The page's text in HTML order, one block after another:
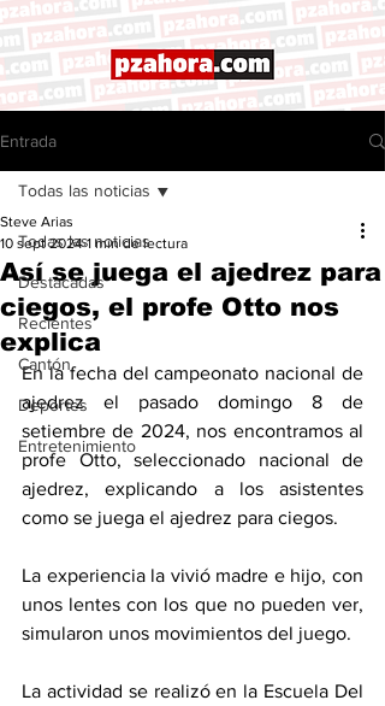
Entrada
Todas las noticias
Destacadas
Recientes
Cantón
Deportes
Entretenimiento
Todas las noticias
Así se juega el ajedrez para
ciegos, el profe Otto nos
explica
Steve Arias
10 sept 2024 1 min de lectura
En la fecha del campeonato nacional de
ajedrez el pasado domingo 8 de
setiembre de 2024, nos encontramos al
profe Otto, seleccionado nacional de
ajedrez, explicando a los asistentes
como se juega el ajedrez para ciegos.
La experiencia la vivió madre e hijo, con
unos lentes con los que no pueden ver,
simularon unos movimientos del juego.
La actividad se realizó en la Escuela Del